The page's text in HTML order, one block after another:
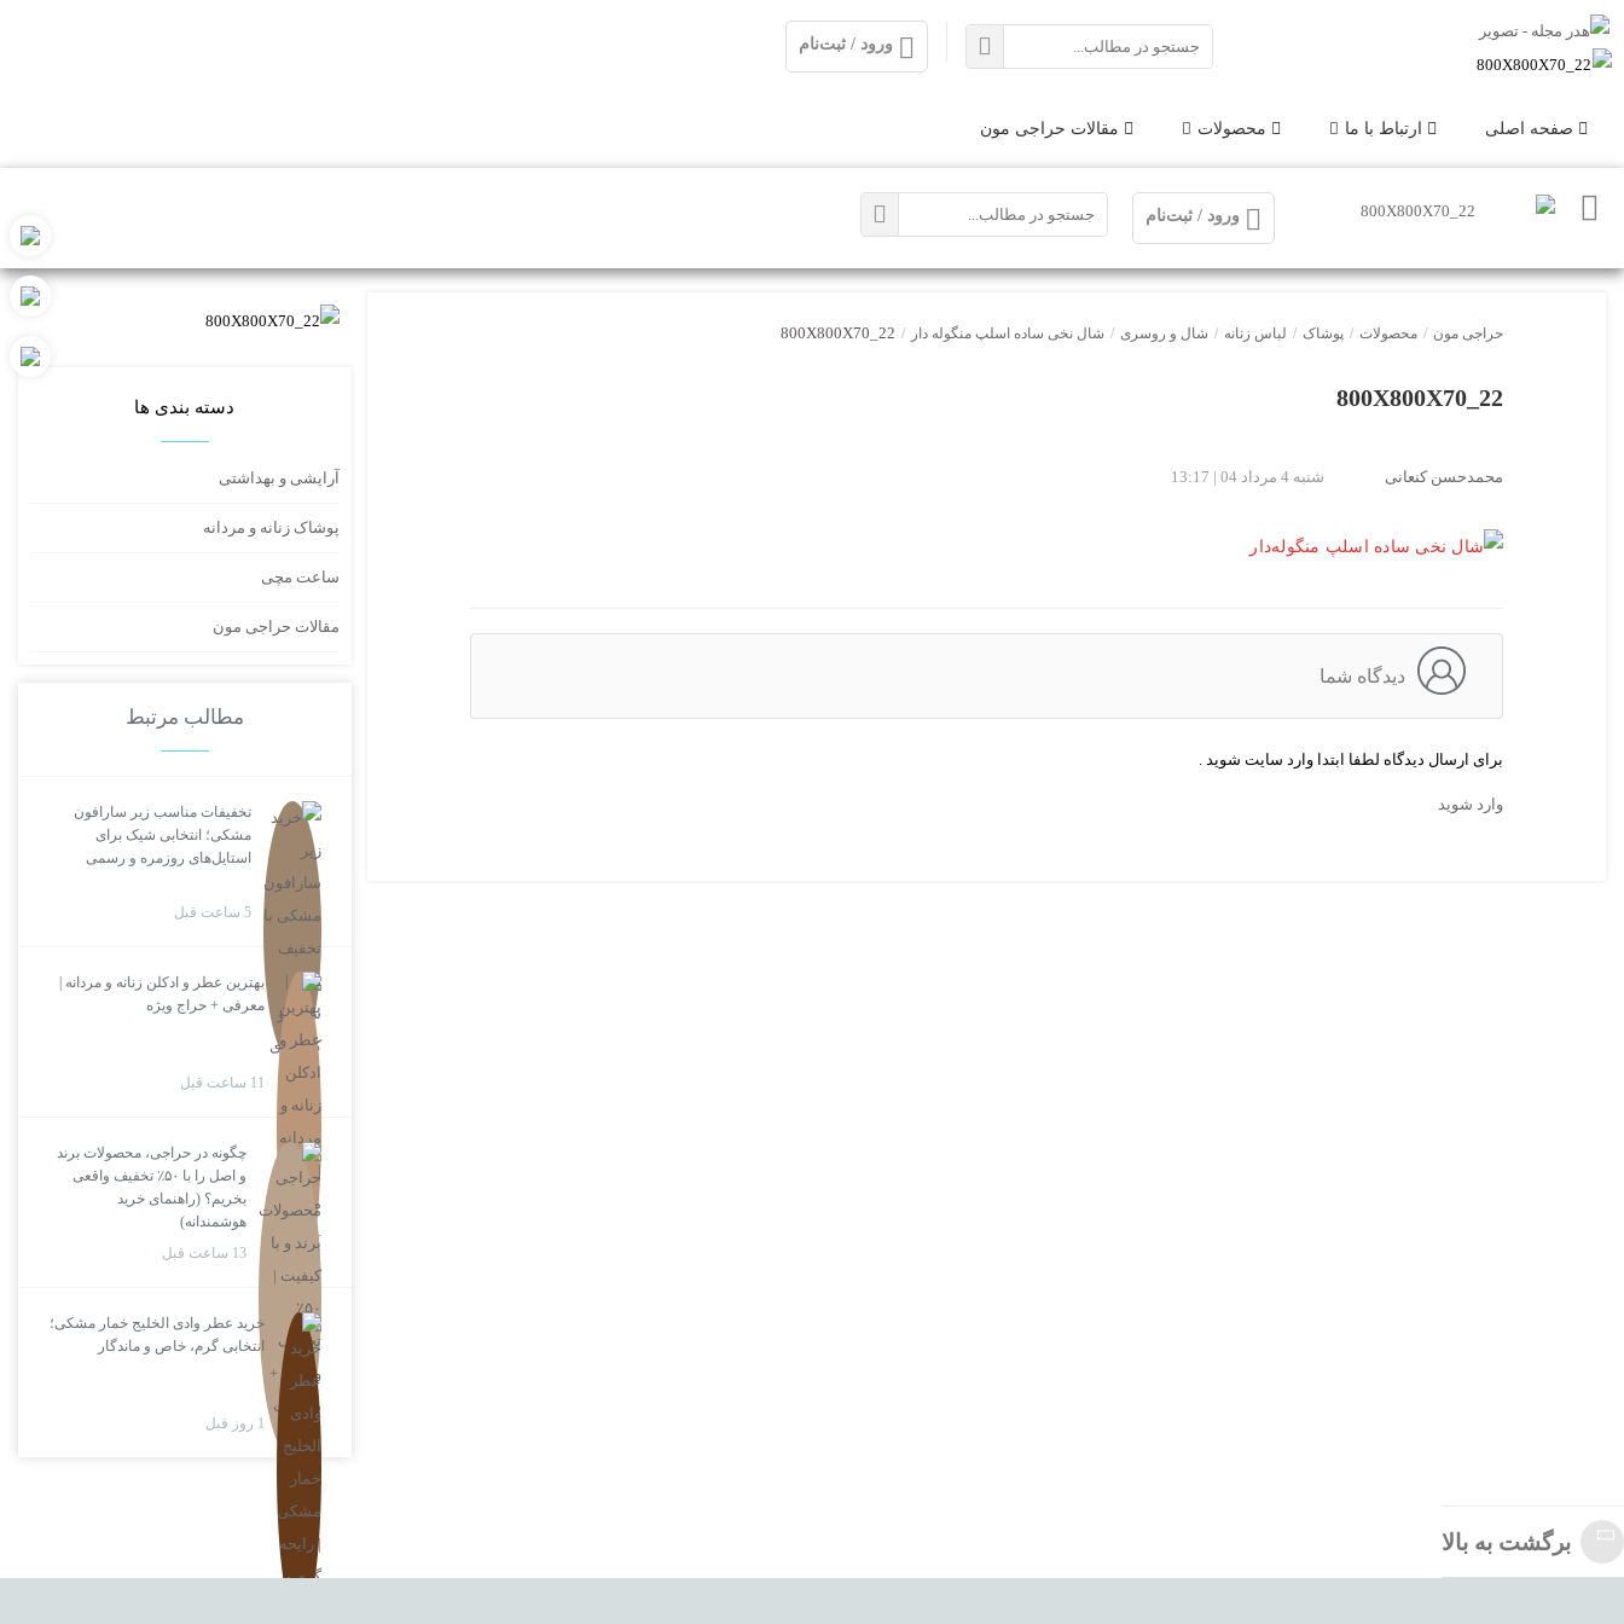
ورود / ثبت‌نام
صفحه اصلی ارتباط با ما محصولات مقالات حراجی مون
ورود / ثبت‌نام
حراجی مون / محصولات / پوشاک / لباس زنانه / شال و روسری / شال نخی ساده اسلپ منگوله دار /
22_800X800X70
22_800X800X70
محمدحسن کنعانی شنبه 4 مرداد 04 | 13:17
دیدگاه شما
برای ارسال دیدگاه لطفا ابتدا وارد سایت شوید .
وارد شوید
دسته بندی ها
آرایشی و بهداشتی
پوشاک زنانه و مردانه
ساعت مچی
مقالات حراجی مون
مطالب مرتبط
تخفیفات مناسب زیر سارافون
مشکی؛ انتخابی شیک برای
استایل‌های روزمره و رسمی
5 ساعت قبل
بهترین عطر و ادکلن زنانه و مردانه |
معرفی + حراج ویژه
11 ساعت قبل
چگونه در حراجی، محصولات برند
و اصل را با ۵۰٪ تخفیف واقعی
بخریم؟ (راهنمای خرید
هوشمندانه)
13 ساعت قبل
خرید عطر وادی الخلیج خمار مشکی؛
انتخابی گرم، خاص و ماندگار
1 روز قبل
برگشت به بالا